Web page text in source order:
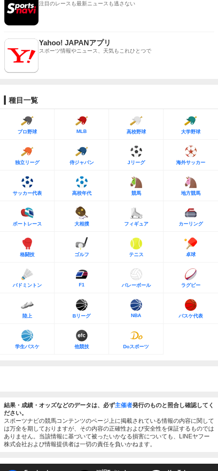
注目のレースも最新ニュースも逃さない
Yahoo! JAPANアプリ
スポーツ情報やニュース、天気もこれひとつで
種目一覧
プロ野球 MLB 高校野球 大学野球
独立リーグ 侍ジャパン Jリーグ 海外サッカー
サッカー代表 高校年代 競馬 地方競馬
ボートレース 大相撲 フィギュア カーリング
格闘技 ゴルフ テニス 卓球
バドミントン F1 バレーボール ラグビー
陸上 Bリーグ NBA バスケ代表
学生バスケ 他競技 Doスポーツ
結果・成績・オッズなどのデータは、必ず主催者発行のものと照合し確認してく
ださい。
スポーツナビの競馬コンテンツのページ上に掲載されている情報の内容に関して
は万全を期しておりますが、その内容の正確性および安全性を保証するものでは
ありません。当該情報に基づいて被ったいかなる損害についても、LINEヤフー
株式会社および情報提供者は一切の責任を負いかねます。